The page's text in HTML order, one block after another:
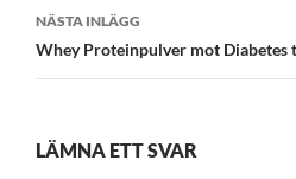
NÄSTA INLÄGG
Whey Proteinpulver mot Diabetes
LÄMNA ETT SVAR